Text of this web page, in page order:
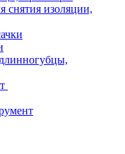
снятия изоляции,